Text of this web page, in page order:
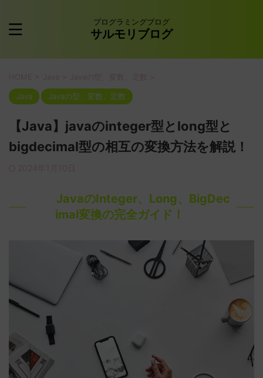
プログラミングブログ
サルモリブログ
Java Javaの型、変数、定数
【Java】javaのinteger型とlong型と
bigdecimal型の相互の変換方法を解説！
JavaのInteger、Long、BigDec
imal変換の完全ガイド！